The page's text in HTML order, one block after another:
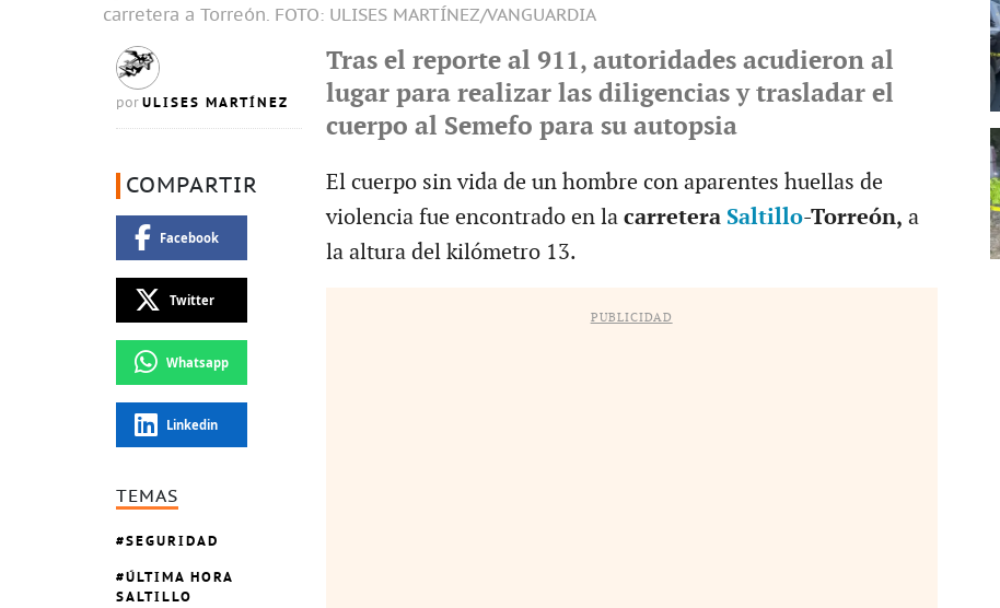
carretera a Torreón. FOTO: ULISES MARTÍNEZ/VANGUARDIA
por ULISES MARTÍNEZ
COMPARTIR
Facebook
Twitter
Whatsapp
Linkedin
TEMAS
SEGURIDAD
ÚLTIMA HORA
SALTILLO
Tras el reporte al 911, autoridades acudieron al
lugar para realizar las diligencias y trasladar el
cuerpo al Semefo para su autopsia
El cuerpo sin vida de un hombre con aparentes huellas de
violencia fue encontrado en la carretera Saltillo-Torreón, a
la altura del kilómetro 13.
PUBLICIDAD